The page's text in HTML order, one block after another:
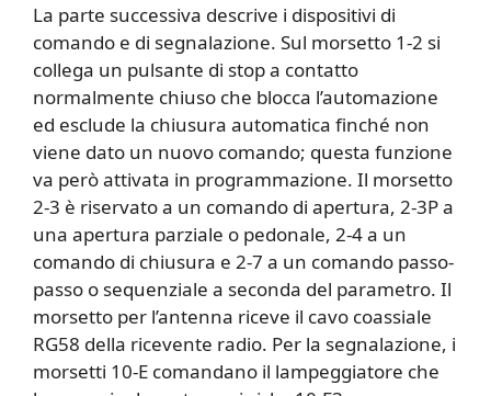
La parte successiva descrive i dispositivi di
comando e di segnalazione. Sul morsetto 1-2 si
collega un pulsante di stop a contatto
normalmente chiuso che blocca l’automazione
ed esclude la chiusura automatica finché non
viene dato un nuovo comando; questa funzione
va però attivata in programmazione. Il morsetto
2-3 è riservato a un comando di apertura, 2-3P a
una apertura parziale o pedonale, 2-4 a un
comando di chiusura e 2-7 a un comando passo-
passo o sequenziale a seconda del parametro. Il
morsetto per l’antenna riceve il cavo coassiale
RG58 della ricevente radio. Per la segnalazione, i
morsetti 10-E comandano il lampeggiatore che